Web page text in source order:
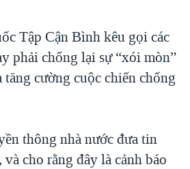
HẠ 'BÊN THẮNG CUỘC'
VÀ NAY
AFGHANISTAN
KIM TẠI VIỆT NAM
CHÍNH PHỦ VIỆT NAM
Tập Cận Bình kêu gọi các
phải chống lại sự “xói mòn”
tăng cường cuộc chiến chống
thông nhà nước đưa tin
cho rằng đây là cảnh báo